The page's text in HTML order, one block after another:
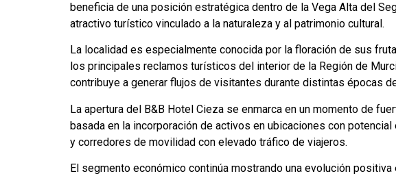
beneficia de una posición estratégica dentro de la Vega Alta del
atractivo turístico vinculado a la naturaleza y al patrimonio cultural.
La localidad es especialmente conocida por la floración de sus
los principales reclamos turísticos del interior de la Región de
contribuye a generar flujos de visitantes durante distintas épocas
La apertura del B&B Hotel Cieza se enmarca en un momento de
basada en la incorporación de activos en ubicaciones con
y corredores de movilidad con elevado tráfico de viajeros.
El segmento económico continúa mostrando una evolución